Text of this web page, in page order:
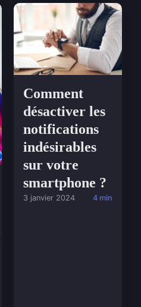
Comment
désactiver les
notifications
indésirables
sur votre
smartphone ?
3 janvier 2024 4 min